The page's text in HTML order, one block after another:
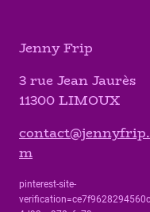
Jenny Frip
3 rue Jean Jaurès
11300 LIMOUX
m
pinterest-site-